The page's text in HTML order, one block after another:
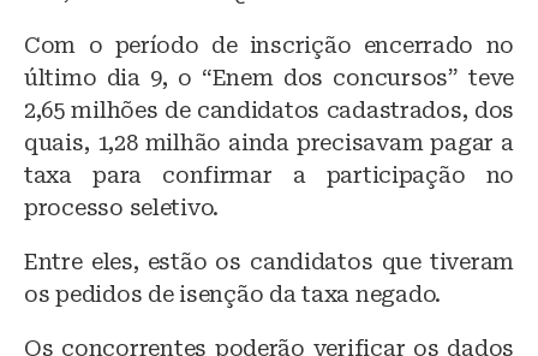
Com o período de inscrição encerrado no
último dia 9, o “Enem dos concursos” teve
2,65 milhões de candidatos cadastrados, dos
quais, 1,28 milhão ainda precisavam pagar a
taxa para confirmar a participação no
processo seletivo.
Entre eles, estão os candidatos que tiveram
os pedidos de isenção da taxa negado.
Os concorrentes poderão verificar os dados